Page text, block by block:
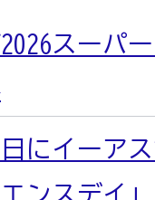
スーパ
にイーア
ンスデイ